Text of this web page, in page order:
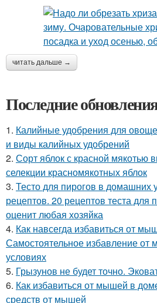
читать дальше →
Последние
1. Калийные удобрения для
и виды калийных удобрений
2. Сорт яблок с красной мякотью
селекции красномякотных яблок
3. Тесто для пирогов в домашних
рецептов. 20 рецептов теста для
оценит любая хозяйка
4. Как навсегда избавиться от
Самостоятельное избавление
условиях
5. Грызунов не будет точно.
6. Как избавиться от мышей в
средств от мышей